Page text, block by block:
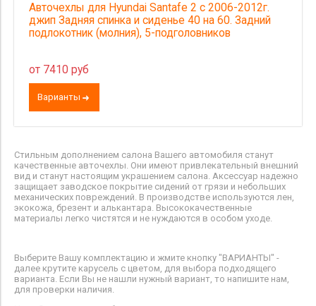
Авточехлы для Hyundai Santafe 2 с 2006-2012г.
джип Задняя спинка и сиденье 40 на 60. Задний
подлокотник (молния), 5-подголовников
от 7410 руб
Варианты
Стильным дополнением салона Вашего автомобиля станут
качественные авточехлы. Они имеют привлекательный внешний
вид и станут настоящим украшением салона. Аксессуар надежно
защищает заводское покрытие сидений от грязи и небольших
механических повреждений. В производстве используются лен,
экокожа, брезент и алькантара. Высококачественные
материалы легко чистятся и не нуждаются в особом уходе.
Выберите Вашу комплектацию и жмите кнопку "ВАРИАНТЫ" -
далее крутите карусель с цветом, для выбора подходящего
варианта. Если Вы не нашли нужный вариант, то напишите нам,
для проверки наличия.